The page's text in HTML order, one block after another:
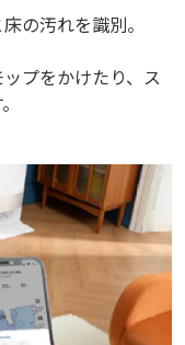
の汚れを識別。
プをかけたり、ス